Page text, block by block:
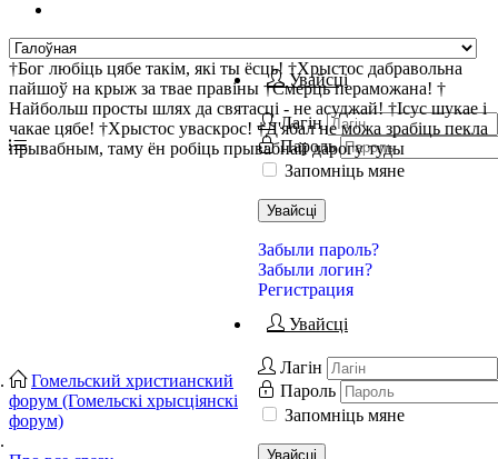
†Бог любіць цябе такім, які ты ёсць! †Хрыстос дабравольна
пайшоў на крыж за твае правіны †Смерць пераможана! †
Найбольш просты шлях да святасці - не асуджай! †Ісус шукае і
чакае цябе! †Хрыстос уваскрос! †Д'ябал не можа зрабіць пекла
прывабным, таму ён робіць прывабнай дарогу туды
Увайсці
Лагін
Пароль
Запомніць мяне
Увайсці
Забыли пароль?
Забыли логин?
Регистрация
Увайсці
Лагін
Пароль
Запомніць мяне
Увайсці
Гомельский христианский
форум (Гомельскі хрысціянскі
форум)